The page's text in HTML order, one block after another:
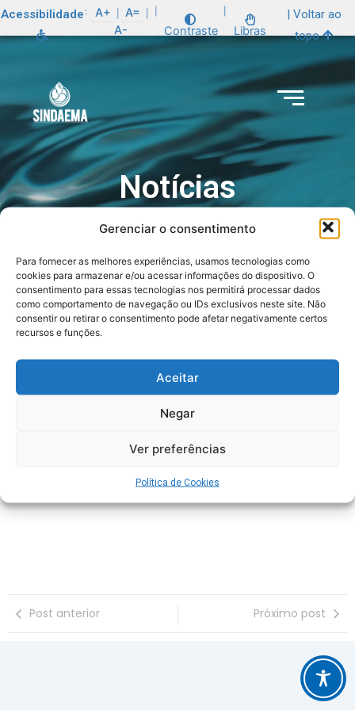
Gerenciar o consentimento
Para fornecer as melhores experiências, usamos tecnologias como
cookies para armazenar e/ou acessar informações do dispositivo. O
consentimento para essas tecnologias nos permitirá processar dados
como comportamento de navegação ou IDs exclusivos neste site. Não
consentir ou retirar o consentimento pode afetar negativamente certos
recursos e funções.
Aceitar
Negar
Ver preferências
Política de Cookies
Acessibilidade : A+ A=
A- Contraste Libras
| Voltar ao
topo
Notícias
Sindaema faz análise sobre
Termo Aditivo ao Contrato de
Trabalho, e não há prejuízo
para trabalhador
Post anterior Próximo post